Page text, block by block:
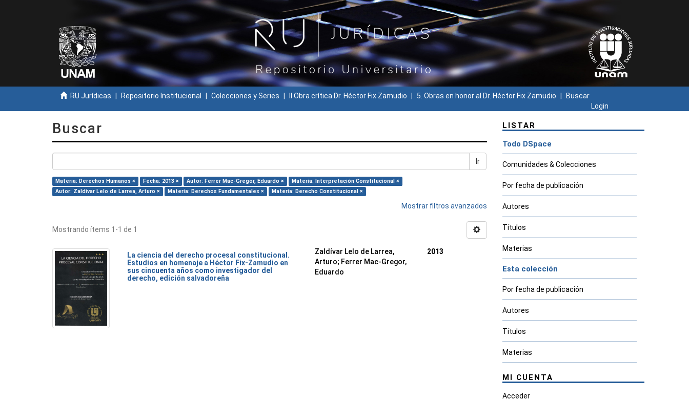
RU Jurídicas Repositorio Institucional Colecciones y Series II Obra crítica Dr. Héctor Fix Zamudio 5. Obras en honor al Dr. Héctor Fix Zamudio
Buscar
Login
Buscar
Ir
Materia: Derechos Humanos × Fecha: 2013 × Autor: Ferrer Mac-Gregor, Eduardo ×
Materia: Interpretación Constitucional ×
Autor: Zaldívar Lelo de Larrea, Arturo ×
Materia: Derechos Fundamentales × Materia: Derecho Constitucional ×
Mostrar filtros avanzados
Mostrando ítems 1-1 de 1
La ciencia del derecho procesal constitucional.
Estudios en homenaje a Héctor Fix-Zamudio en
sus cincuenta años como investigador del
derecho, edición salvadoreña
Zaldívar Lelo de Larrea,
Arturo; Ferrer Mac-Gregor,
Eduardo
2013
LISTAR
Todo DSpace
Comunidades & Colecciones
Por fecha de publicación
Autores
Títulos
Materias
Esta colección
Por fecha de publicación
Autores
Títulos
Materias
MI CUENTA
Acceder